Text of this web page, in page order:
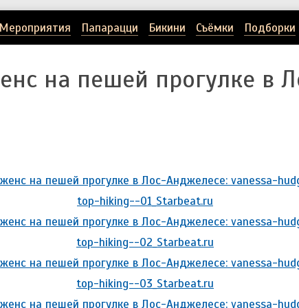
Мероприятия Папарацци Бикини Съёмки Подборки
на пешей прогулке в